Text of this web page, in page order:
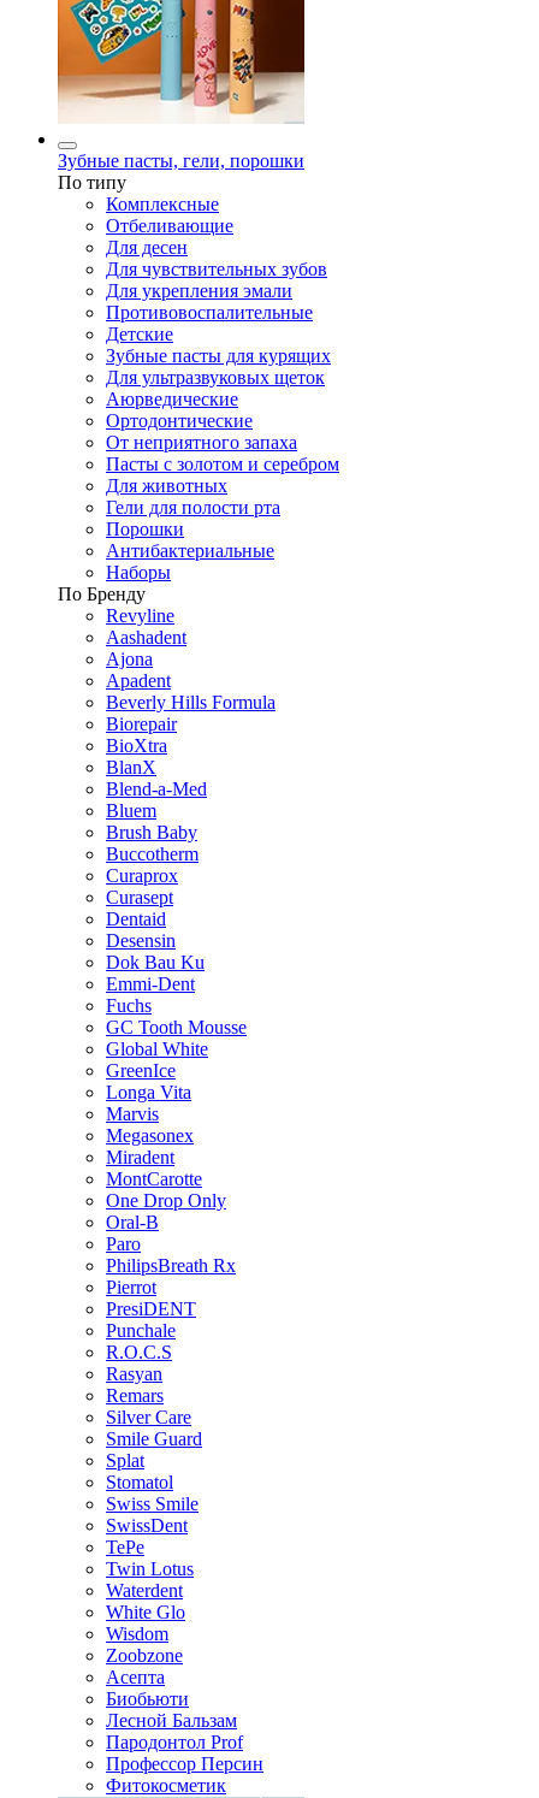
Зубные пасты, гели, порошки
По типу
Комплексные
Отбеливающие
Для десен
Для чувствительных зубов
Для укрепления эмали
Противовоспалительные
Детские
Зубные пасты для курящих
Для ультразвуковых щеток
Аюрведические
Ортодонтические
От неприятного запаха
Пасты с золотом и серебром
Для животных
Гели для полости рта
Порошки
Антибактериальные
Наборы
По Бренду
Revyline
Aashadent
Ajona
Apadent
Beverly Hills Formula
Biorepair
BioXtra
BlanX
Blend-a-Med
Bluem
Brush Baby
Buccotherm
Curaprox
Curasept
Dentaid
Desensin
Dok Bau Ku
Emmi-Dent
Fuchs
GC Tooth Mousse
Global White
GreenIce
Longa Vita
Marvis
Megasonex
Miradent
MontCarotte
One Drop Only
Oral-B
Paro
PhilipsBreath Rx
Pierrot
PresiDENT
Punchale
R.O.C.S
Rasyan
Remars
Silver Care
Smile Guard
Splat
Stomatol
Swiss Smile
SwissDent
TePe
Twin Lotus
Waterdent
White Glo
Wisdom
Zoobzone
Асепта
Биобьюти
Лесной Бальзам
Пародонтол Prof
Профессор Персин
Фитокосметик